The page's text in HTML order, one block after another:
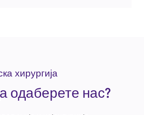
хирургија
одаберете нас?